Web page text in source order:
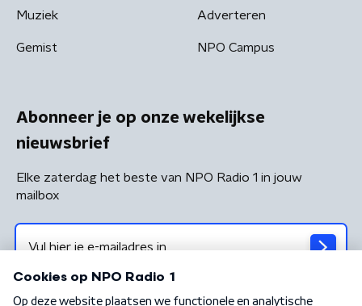
Muziek
Gemist
Adverteren
NPO Campus
Abonneer je op onze wekelijkse
nieuwsbrief
Elke zaterdag het beste van NPO Radio 1 in jouw
mailbox